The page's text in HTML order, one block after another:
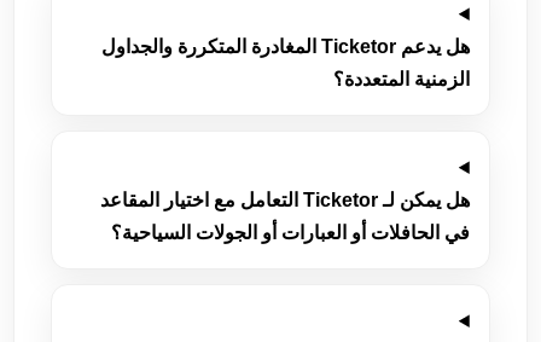
هل يدعم Ticketor المغادرة المتكررة والجداول
الزمنية المتعددة؟
هل يمكن لـ Ticketor التعامل مع اختيار المقاعد
في الحافلات أو العبارات أو الجولات السياحية؟